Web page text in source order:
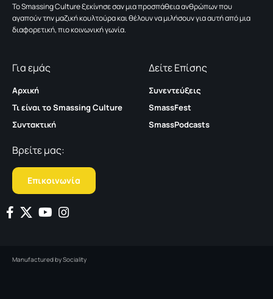
To Smassing Culture ξεκίνησε σαν μια προσπάθεια ανθρώπων που
αγαπούν την μαζική κουλτούρα και θέλουν να μιλήσουν για αυτή από μια
διαφορετική, πιο κοινωνική γωνία.
Για εμάς
Αρχική
Τι είναι το Smassing Culture
Συντακτική
Δείτε Επίσης
Συνεντεύξεις
SmassFest
SmassPodcasts
Βρείτε μας:
Επικοινωνία
Manufactured bySociality